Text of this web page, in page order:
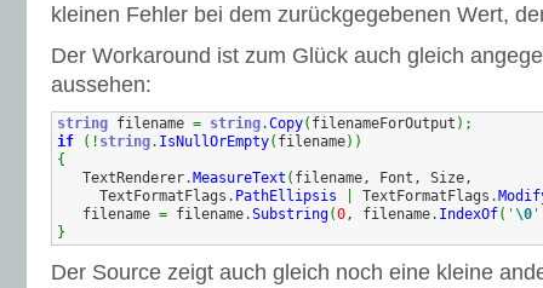
kleinen Fehler bei dem zurückgegebenen Wert,
Der Workaround ist zum Glück auch gleich
aussehen:
string filename = string.Copy( filenameForOutput ) ;
if
( ! string. IsNullOrEmpty( filename) )
{
   TextRenderer
. MeasureText ( filename, Font, Size,
     TextFormatFlags
. PathEllipsis TextFormatFlags .
   filename
= filename.Substring(0, filename. IndexOf( ' \0 '
}
Der Source zeigt auch gleich noch eine kleine